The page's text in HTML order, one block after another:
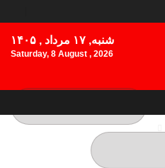
شنبه, ۱۷ مرداد , ۱۴۰۵
Saturday, 8 August , 2026